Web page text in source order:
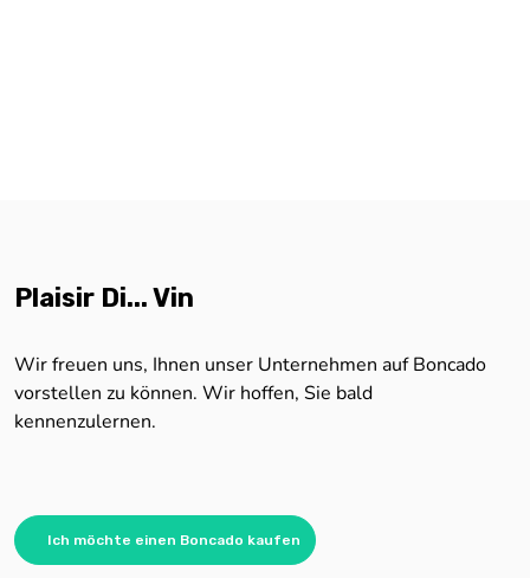
Plaisir Di... Vin
Wir freuen uns, Ihnen unser Unternehmen auf Boncado
vorstellen zu können. Wir hoffen, Sie bald
kennenzulernen.
Ich möchte einen Boncado kaufen